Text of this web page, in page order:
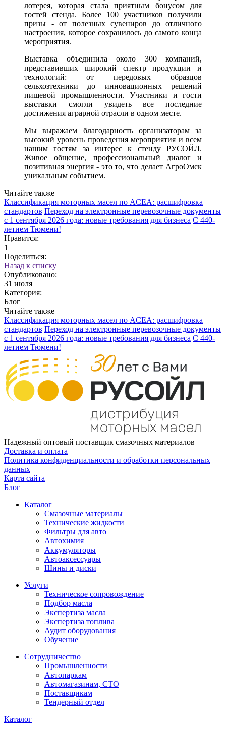
лотерея, которая стала приятным бонусом для
гостей стенда. Более 100 участников получили
призы - от полезных сувениров до отличного
настроения, которое сохранилось до самого конца
мероприятия.
Выставка объединила около 300 компаний,
представивших широкий спектр продукции и
технологий: от передовых образцов
сельхозтехники до инновационных решений
пищевой промышленности. Участники и гости
выставки смогли увидеть все последние
достижения аграрной отрасли в одном месте.
Мы выражаем благодарность организаторам за
высокий уровень проведения мероприятия и всем
нашим гостям за интерес к стенду РУСОЙЛ.
Живое общение, профессиональный диалог и
позитивная энергия - это то, что делает АгроОмск
уникальным событием.
Читайте также
Классификация моторных масел по ACEA: расшифровка
стандартов Переход на электронные перевозочные документы
с 1 сентября 2026 года: новые требования для бизнеса С 440-
летием Тюмени!
Нравится:
1
Поделиться:
Назад к списку
Опубликовано:
31 июля
Категория:
Блог
Читайте также
Классификация моторных масел по ACEA: расшифровка
стандартов Переход на электронные перевозочные документы
с 1 сентября 2026 года: новые требования для бизнеса С 440-
летием Тюмени!
Надежный оптовый поставщик смазочных материалов
Доставка и оплата
Политика конфиденциальности и обработки персональных
данных
Карта сайта
Блог
Каталог
Смазочные материалы
Технические жидкости
Фильтры для авто
Автохимия
Аккумуляторы
Автоаксессуары
Шины и диски
Услуги
Техническое сопровождение
Подбор масла
Экспертиза масла
Экспертиза топлива
Аудит оборудования
Обучение
Сотрудничество
Промышленности
Автопаркам
Автомагазинам, СТО
Поставщикам
Тендерный отдел
Каталог